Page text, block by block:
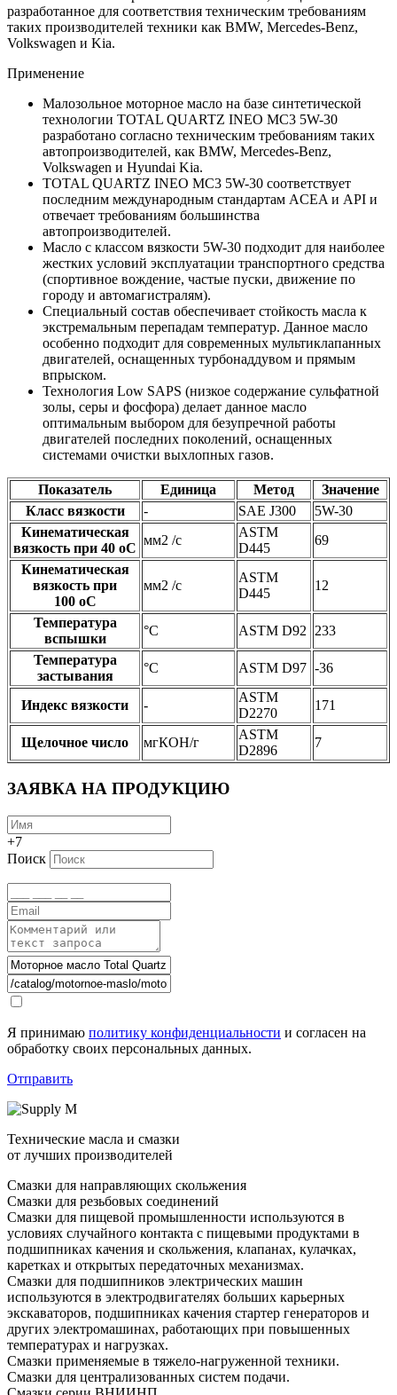
разработанное для соответствия техническим требованиям
таких производителей техники как BMW, Mercedes-Benz,
Volkswagen и Kia.
Применение
Малозольное моторное масло на базе синтетической
технологии TOTAL QUARTZ INEO MC3 5W-30
разработано согласно техническим требованиям таких
автопроизводителей, как BMW, Mercedes-Benz,
Volkswagen и Hyundai Kia.
TOTAL QUARTZ INEO MC3 5W-30 соответствует
последним международным стандартам ACEA и API и
отвечает требованиям большинства
автопроизводителей.
Масло с классом вязкости 5W-30 подходит для наиболее
жестких условий эксплуатации транспортного средства
(спортивное вождение, частые пуски, движение по
городу и автомагистралям).
Специальный состав обеспечивает стойкость масла к
экстремальным перепадам температур. Данное масло
особенно подходит для современных мультиклапанных
двигателей, оснащенных турбонаддувом и прямым
впрыском.
Технология Low SAPS (низкое содержание сульфатной
золы, серы и фосфора) делает данное масло
оптимальным выбором для безупречной работы
двигателей последних поколений, оснащенных
системами очистки выхлопных газов.
Показатель Единица Метод
Значение
Класс вязкости
- SAE J300
5W-30
Кинематическая
вязкость при 40 oС
мм2 /с
ASTM
D445
69
Кинематическая
вязкость при
100 oС
мм2 /с
ASTM
D445
12
Температура
вспышки
°C ASTM D92
233
Температура
застывания
°C ASTM D97 -36
Индекс вязкости -
ASTM
D2270
171
Щелочное число мгКОН/г
ASTM
D2896
7
ЗАЯВКА НА ПРОДУКЦИЮ
+7
Поиск
Я принимаю политику конфиденциальности и согласен на
обработку своих персональных данных.
Отправить
Технические масла и смазки
от лучших производителей
Смазки для направляющих скольжения
Смазки для резьбовых соединений
Смазки для пищевой промышленности используются в
условиях случайного контакта с пищевыми продуктами в
подшипниках качения и скольжения, клапанах, кулачках,
каретках и открытых передаточных механизмах.
Смазки для подшипников электрических машин
используются в электродвигателях больших карьерных
экскаваторов, подшипниках качения стартер генераторов и
других электромашинах, работающих при повышенных
температурах и нагрузках.
Смазки применяемые в тяжело-нагруженной техники.
Смазки для централизованных систем подачи.